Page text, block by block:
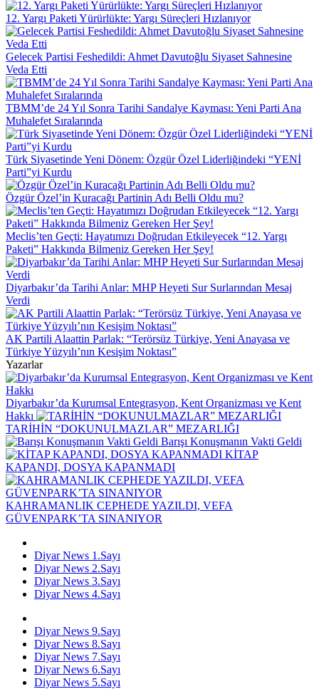
12. Yargı Paketi Yürürlükte: Yargı Süreçleri Hızlanıyor
Gelecek Partisi Feshedildi: Ahmet Davutoğlu Siyaset Sahnesine
Veda Etti
TBMM’de 24 Yıl Sonra Tarihi Sandalye Kayması: Yeni Parti Ana
Muhalefet Sıralarında
Türk Siyasetinde Yeni Dönem: Özgür Özel Liderliğindeki “YENİ
Parti”yi Kurdu
Özgür Özel’in Kuracağı Partinin Adı Belli Oldu mu?
Meclis’ten Geçti: Hayatımızı Doğrudan Etkileyecek “12. Yargı
Paketi” Hakkında Bilmeniz Gereken Her Şey!
Diyarbakır’da Tarihi Anlar: MHP Heyeti Sur Surlarından Mesaj
Verdi
AK Partili Alaattin Parlak: “Terörsüz Türkiye, Yeni Anayasa ve
Türkiye Yüzyılı’nın Kesişim Noktası”
Yazarlar
Diyarbakır’da Kurumsal Entegrasyon, Kent Organizması ve Kent
Hakkı
TARİHİN “DOKUNULMAZLAR” MEZARLIĞI
Barışı Konuşmanın Vakti Geldi
KİTAP
KAPANDI, DOSYA KAPANMADI
KAHRAMANLIK CEPHEDE YAZILDI, VEFA
GÜVENPARK’TA SINANIYOR
Diyar News 1.Sayı
Diyar News 2.Sayı
Diyar News 3.Sayı
Diyar News 4.Sayı
Diyar News 9.Sayı
Diyar News 8.Sayı
Diyar News 7.Sayı
Diyar News 6.Sayı
Diyar News 5.Sayı